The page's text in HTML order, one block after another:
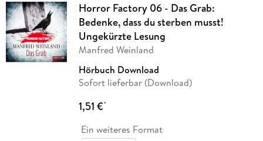
Horror Factory 06 - Das Grab:
Bedenke, dass du sterben musst!
Ungekürzte Lesung
Manfred Weinland
Hörbuch Download
Sofort lieferbar (Download)
1,51 €*
Ein weiteres Format